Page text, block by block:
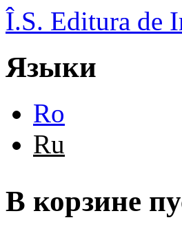
Перейти к основному содержанию
Î.S. Editura de
Языки
Ro
Ru
В корзине